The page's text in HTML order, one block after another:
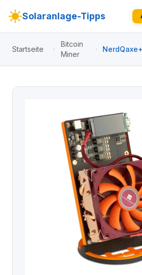
Solaranlage-Tipps
Startseite
Bitcoin
Miner